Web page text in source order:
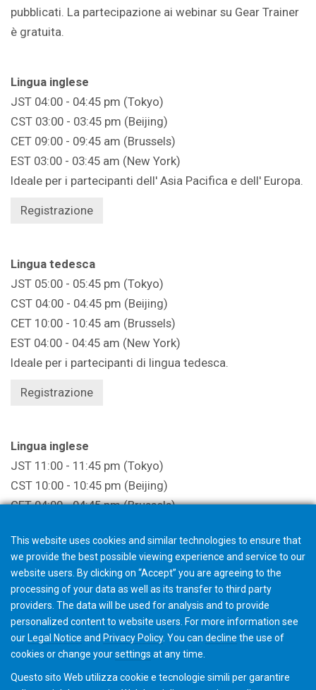
pubblicati. La partecipazione ai webinar su Gear Trainer
è gratuita.
Lingua inglese
JST 04:00 - 04:45 pm (Tokyo)
CST 03:00 - 03:45 pm (Beijing)
CET 09:00 - 09:45 am (Brussels)
EST 03:00 - 03:45 am (New York)
Ideale per i partecipanti dell' Asia Pacifica e dell' Europa.
Registrazione
Lingua tedesca
JST 05:00 - 05:45 pm (Tokyo)
CST 04:00 - 04:45 pm (Beijing)
CET 10:00 - 10:45 am (Brussels)
EST 04:00 - 04:45 am (New York)
Ideale per i partecipanti di lingua tedesca.
Registrazione
Lingua inglese
JST 11:00 - 11:45 pm (Tokyo)
CST 10:00 - 10:45 pm (Beijing)
CET 04:00 - 04:45 pm (Brussels)
Ideale per partecipanti di America e Europa.
Registrazione
La registrazione si chiude 1 ora prima dell'inizio
dell'evento.
This website uses cookies and similar technologies to ensure that
we provide the best possible viewing experience and service to our
website users. By clicking on “Accept” you are agreeing to the
processing of your data as well as its transfer to third party
providers. The data will be used for analysis and to provide
personalized content to website users. For more information see
our Legal Notice and Privacy Policy. You can decline the use of
cookies or change yoursettings at any time.
Questo sito Web utilizza cookie e tecnologie simili per garantire